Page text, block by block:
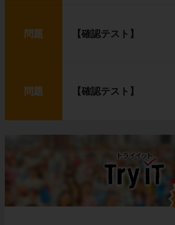
問題 【確認テスト】
問題 【確認テスト】